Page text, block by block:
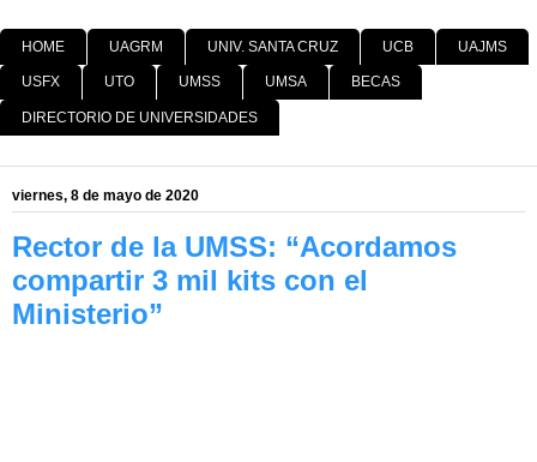
HOME UAGRM UNIV. SANTA CRUZ UCB UAJMS
USFX UTO UMSS UMSA BECAS
DIRECTORIO DE UNIVERSIDADES
viernes, 8 de mayo de 2020
Rector de la UMSS: “Acordamos
compartir 3 mil kits con el
Ministerio”